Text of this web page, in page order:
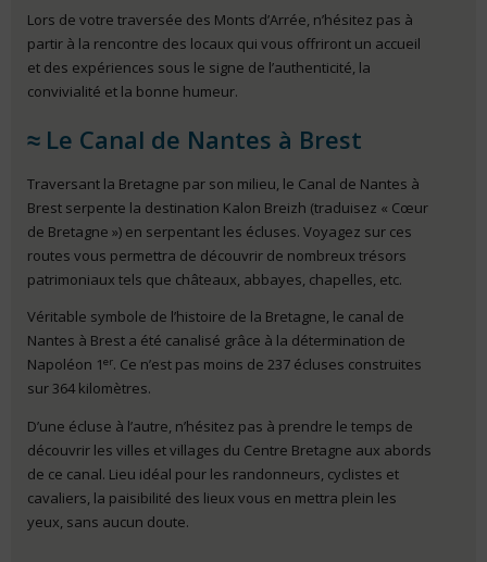
Lors de votre traversée des Monts d’Arrée, n’hésitez pas à
partir à la rencontre des locaux qui vous offriront un accueil
et des expériences sous le signe de l’authenticité, la
convivialité et la bonne humeur.
Le Canal de Nantes à Brest
Traversant la Bretagne par son milieu, le Canal de Nantes à
Brest serpente la destination Kalon Breizh (traduisez « Cœur
de Bretagne ») en serpentant les écluses. Voyagez sur ces
routes vous permettra de découvrir de nombreux trésors
patrimoniaux tels que châteaux, abbayes, chapelles, etc.
Véritable symbole de l’histoire de la Bretagne, le canal de
Nantes à Brest a été canalisé grâce à la détermination de
Napoléon 1er. Ce n’est pas moins de 237 écluses construites
sur 364 kilomètres.
D’une écluse à l’autre, n’hésitez pas à prendre le temps de
découvrir les villes et villages du Centre Bretagne aux abords
de ce canal. Lieu idéal pour les randonneurs, cyclistes et
cavaliers, la paisibilité des lieux vous en mettra plein les
yeux, sans aucun doute.